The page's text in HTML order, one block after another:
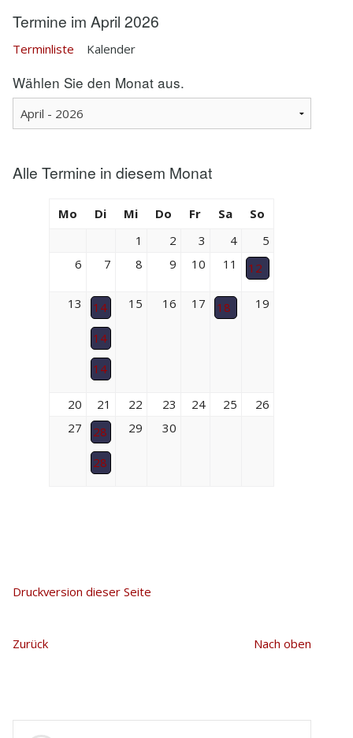
Termine im April 2026
Terminliste Kalender
Wählen Sie den Monat aus.
Alle Termine in diesem Monat
Mo Di Mi Do Fr Sa
So
1
2 3 4
5
6
7 8 9 10 11 12
13
14
14
14
15 16 17 18 19
20 21 22 23 24 25
26
27
28
28
29 30
Druckversion dieser Seite
Zurück Nach oben